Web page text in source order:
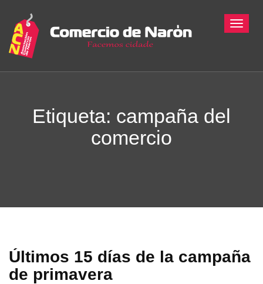
Etiqueta: campaña del
comercio
Últimos 15 días de la campaña
de primavera